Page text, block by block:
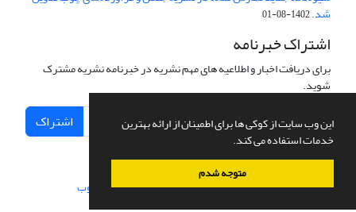
این وب سایت از کوکی ها برای اطمینان از ارائه بهترین
خدمات استفاده می کند.
متوجه شدم
شد.1402-08-01
اشتراک خبرنامه
برای دریافت اخبار و اطلاعیه های مهم نشریه در خبرنامه نشریه مشترک
شوید.
اشتراک
سامانه مدیریت نشریات علمی.طراحی و پیاده سازی از سیناوب